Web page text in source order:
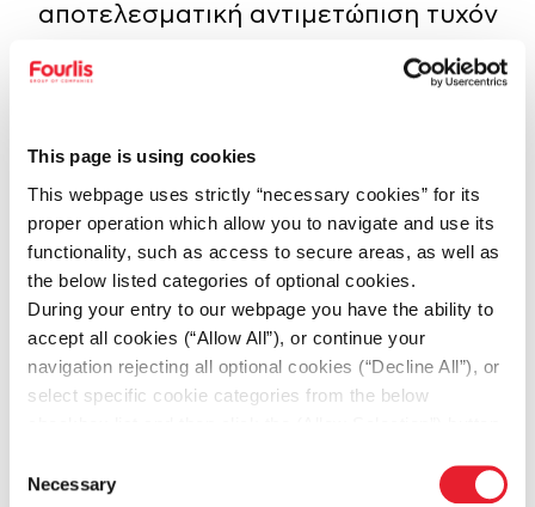
This page is using cookies
This webpage uses strictly “necessary cookies” for its
proper operation which allow you to navigate and use its
functionality, such as access to secure areas, as well as
the below listed categories of optional cookies.
During your entry to our webpage you have the ability to
accept all cookies (“Allow All”), or continue your
navigation rejecting all optional cookies (“Decline All”), or
select specific cookie categories from the below
refer to our
Selection
Necessary
αποτελεσματική αντιμετώπιση τυχόν
περιστατικών
Τα Προσόντα Σου
Κάτοχος άδειας εργασίας Προσωπικού
Ασφάλειας των ιδιωτικών
επιχειρήσεων παροχής υπηρεσιών
ασφάλειας που είναι σε ισχύ
Βεβαίωση επαγγελματικής κατάρτισης
Ασφάλειας»